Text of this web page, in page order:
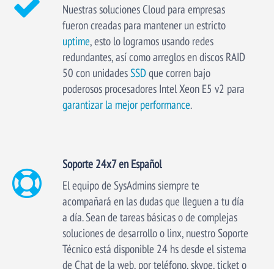
Nuestras soluciones Cloud para empresas
fueron creadas para mantener un estricto
uptime, esto lo logramos usando redes
redundantes, así como arreglos en discos RAID
50 con unidades SSDque corren bajo
poderosos procesadores Intel Xeon E5 v2 para
garantizar la mejor performance.
Soporte 24x7 en Español
El equipo de SysAdmins siempre te
acompañará en las dudas que lleguen a tu día
a día. Sean de tareas básicas o de complejas
soluciones de desarrollo o linx, nuestro Soporte
Técnico está disponible 24 hs desde el sistema
de Chat de la web, por teléfono, skype, ticket o